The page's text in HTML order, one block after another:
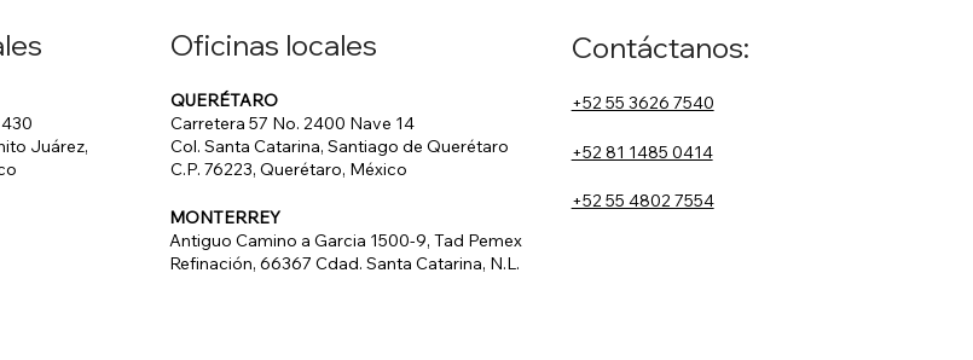
Juárez,
Contáctanos:
+52 55 3626 7540
+52 81 1485 0414
+52 55 4802 7554
Oficinas locales
QUERÉTARO
Carretera 57 No. 2400 Nave 14
Col. Santa Catarina, Santiago de Querétaro
C.P. 76223, Querétaro, México
MONTERREY
Antiguo Camino a Garcia 1500-9, Tad Pemex
Refinación, 66367 Cdad. Santa Catarina, N.L.